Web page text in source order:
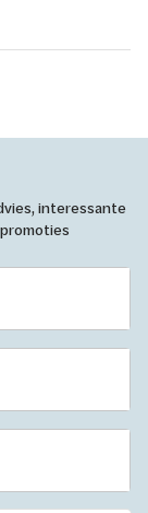
interessante